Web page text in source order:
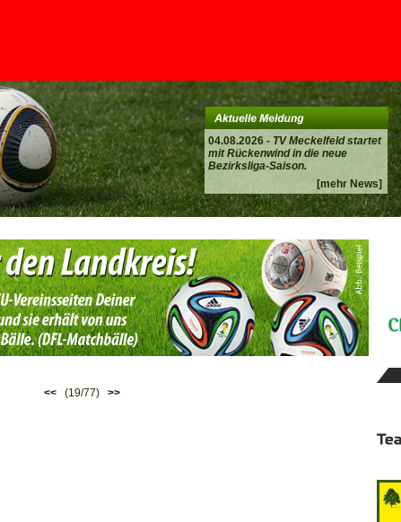
04.08.2026 - TV Meckelfeld startet
mit Rückenwind in die neue
Bezirksliga-Saison.
[mehr News]
<< (19/77) >>